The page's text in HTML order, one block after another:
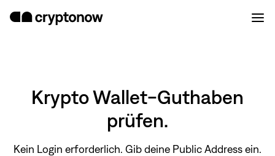
Krypto Wallet-Guthaben
prüfen.
Kein Login erforderlich. Gib deine Public Address ein.